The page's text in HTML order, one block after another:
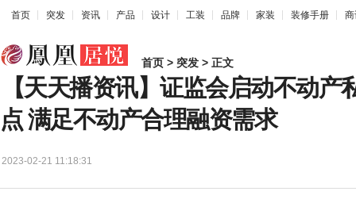
首页 突发 资讯 产品 设计 工装 品牌 家装 装修手册
首页 > 突发 > 正文
【天天播资讯】证监会启动不动产
点 满足不动产合理融资需求
2023-02-21 11:18:31